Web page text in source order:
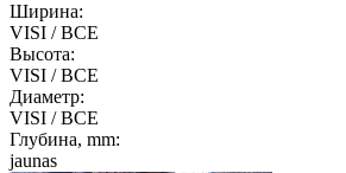
Ширина:
VISI / ВСЕ
Высота:
VISI / ВСЕ
Диаметр:
VISI / ВСЕ
Глубина, mm:
jaunas